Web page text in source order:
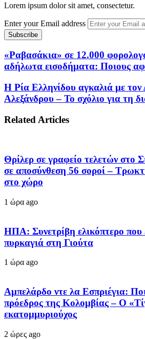
Lorem ipsum dolor sit amet, consectetur.
Enter your Email address
«Ραβασάκια» σε 12.000
αδήλωτα εισοδήματα: Ποιους
Η Ρία Ελληνίδου αγκαλιά με
Αλεξάνδρου – Το σχόλιο για τη
Related Articles
Θρίλερ σε γραφείο τελετών στο
σε αποσύνθεση 56 σοροί –
στο χώρο
1 ώρα ago
ΗΠΑ: Συνετρίβη ελικόπτερο που
πυρκαγιά στη Γιούτα
1 ώρα ago
Αμπελάρδο ντε λα Εσπριέγια:
πρόεδρος της Κολομβίας – Ο
εκατομμυριούχος
2 ώρες ago